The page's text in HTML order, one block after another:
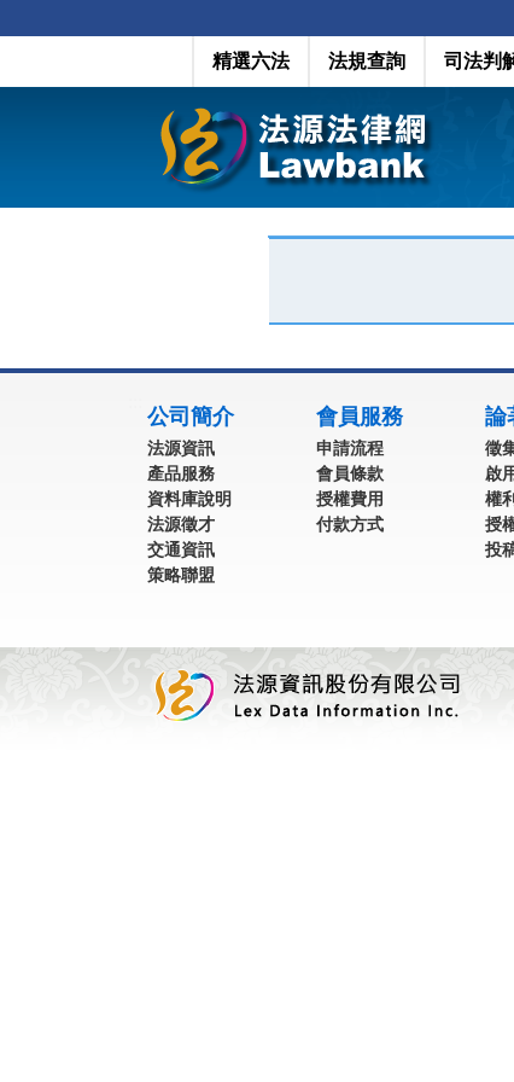
精選六法 法規查詢 司法判
公司簡介
法源資訊
產品服務
資料庫說明
法源徵才
交通資訊
策略聯盟
會員服務
申請流程
會員條款
授權費用
付款方式
論
徵
啟
權
授
投